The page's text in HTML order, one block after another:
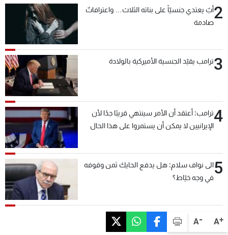
A+
A-
2أبٌ يعتدي جنسيّاً على بناته الثلاث… واعترافاتٌ
صادمة
3ترامب يقيّد الجنسية الأميركية بالولادة
4ترامب: أعتقد أن الأمر سينتهي قريبًا جدًا لأن
الإيرانيين لا يمكن أن يستمروا على هذا الحال
5الى نواف سلام: هل يدفع الحايك ثمن وقوفه
في وجه خيّاط؟